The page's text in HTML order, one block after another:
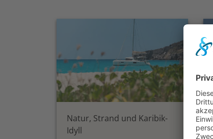
Natur, Strand und Karibik-
Idyll